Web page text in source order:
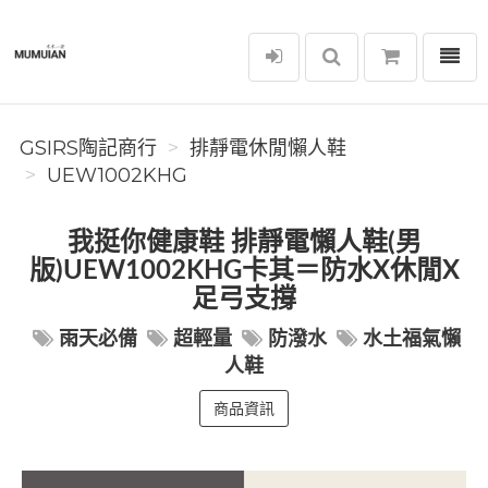
GSIRS陶記商行
選單
GSIRS陶記商行
排靜電休閒懶人鞋
UEW1002KHG
我挺你健康鞋 排靜電懶人鞋(男
版)UEW1002KHG卡其＝防水X休閒X
足弓支撐
雨天必備 超輕量 防潑水
水土福氣懶
人鞋
商品資訊